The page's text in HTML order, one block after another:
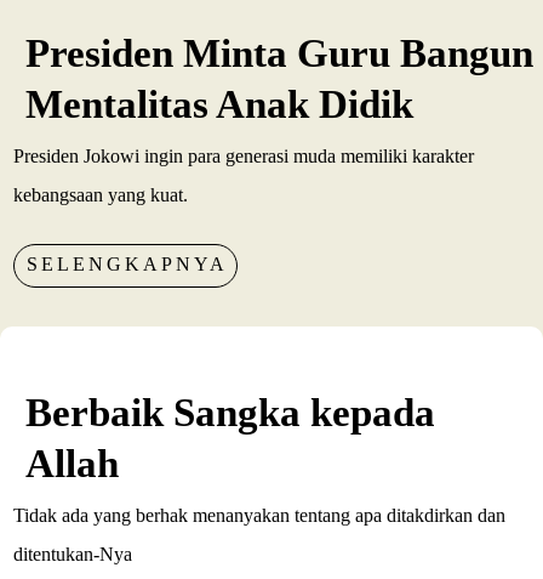
Presiden Minta Guru Bangun
Mentalitas Anak Didik
Presiden Jokowi ingin para generasi muda memiliki karakter
kebangsaan yang kuat.
SELENGKAPNYA
Berbaik Sangka kepada
Allah
Tidak ada yang berhak menanyakan tentang apa ditakdirkan dan
ditentukan-Nya